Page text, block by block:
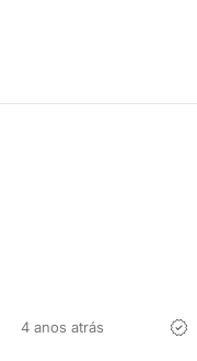
4 anos atrás